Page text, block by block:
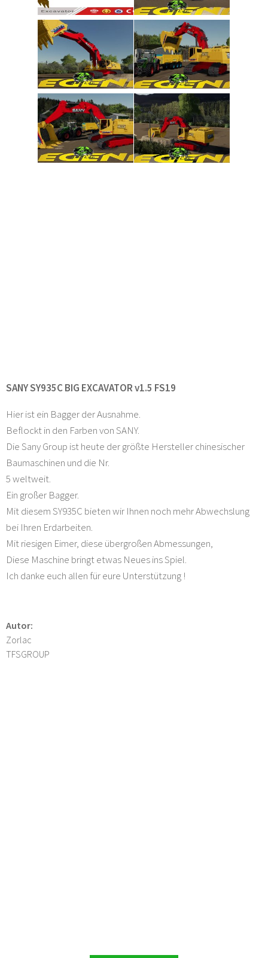
SANY SY935C BIG EXCAVATOR v1.5 FS19
Hier ist ein Bagger der Ausnahme.
Beflockt in den Farben von SANY.
Die Sany Group ist heute der größte Hersteller chinesischer
Baumaschinen und die Nr.
5 weltweit.
Ein großer Bagger.
Mit diesem SY935C bieten wir Ihnen noch mehr Abwechslung
bei Ihren Erdarbeiten.
Mit riesigen Eimer, diese übergroßen Abmessungen,
Diese Maschine bringt etwas Neues ins Spiel.
Ich danke euch allen für eure Unterstützung !
Autor:
Zorlac
TFSGROUP